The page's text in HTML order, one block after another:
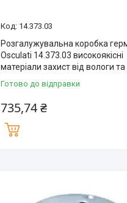
14.373.03
Розгалужувальна коробка
Osculati 14.373.03 високоякісні
матеріали захист від вологи
Готово до відправки
735,74 ₴